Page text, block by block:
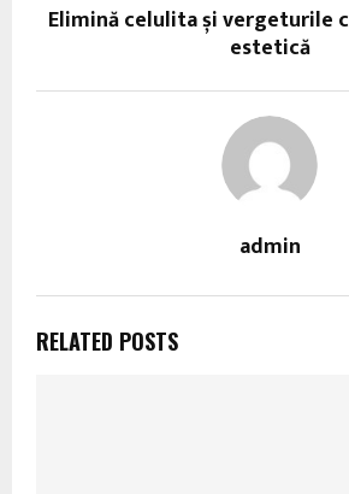
Elimină celulita și vergeturile
estetică
admin
RELATED POSTS